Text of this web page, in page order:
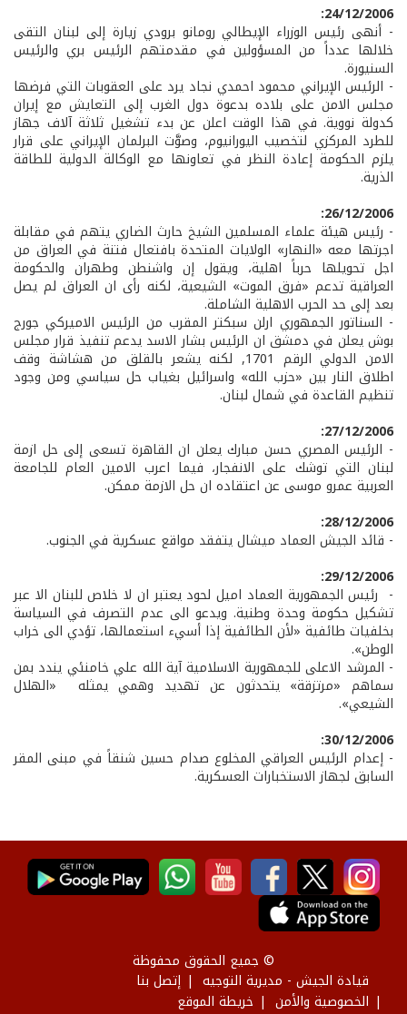
24/12/2006:
- أنهى رئيس الوزراء الإيطالي رومانو برودي زيارة إلى لبنان التقى
خلالها عدداً من المسؤولين في مقدمتهم الرئيس بري والرئيس
السنيورة.
- الرئيس الإيراني محمود احمدي نجاد يرد على العقوبات التي فرضها
مجلس الامن على بلاده بدعوة دول الغرب إلى التعايش مع إيران
كدولة نووية. في هذا الوقت اعلن عن بدء تشغيل ثلاثة آلاف جهاز
للطرد المركزي لتخصيب اليورانيوم، وصوَّت البرلمان الإيراني على قرار
يلزم الحكومة إعادة النظر في تعاونها مع الوكالة الدولية للطاقة
الذرية.
26/12/2006:
- رئيس هيئة علماء المسلمين الشيخ حارث الضاري يتهم في مقابلة
اجرتها معه «النهار» الولايات المتحدة بافتعال فتنة في العراق من
اجل تحويلها حرباً اهلية، ويقول إن واشنطن وطهران والحكومة
العراقية تدعم «فرق الموت» الشيعية، لكنه رأى ان العراق لم يصل
بعد إلى حد الحرب الاهلية الشاملة.
- السناتور الجمهوري ارلن سبكتر المقرب من الرئيس الاميركي جورج
بوش يعلن في دمشق ان الرئيس بشار الاسد يدعم تنفيذ قرار مجلس
الامن الدولي الرقم 1701, لكنه يشعر بالقلق من هشاشة وقف
اطلاق النار بين «حزب الله» واسرائيل بغياب حل سياسي ومن وجود
تنظيم القاعدة في شمال لبنان.
27/12/2006:
- الرئيس المصري حسن مبارك يعلن ان القاهرة تسعى إلى حل ازمة
لبنان التي توشك على الانفجار، فيما اعرب الامين العام للجامعة
العربية عمرو موسى عن اعتقاده ان حل الازمة ممكن.
28/12/2006:
- قائد الجيش العماد ميشال يتفقد مواقع عسكرية في الجنوب.
29/12/2006:
- رئيس الجمهورية العماد اميل لحود يعتبر ان لا خلاص للبنان الا عبر
تشكيل حكومة وحدة وطنية. ويدعو الى عدم التصرف في السياسة
بخلفيات طائفية «لأن الطائفية إذا أسيء استعمالها، تؤدي الى خراب
الوطن».
- المرشد الاعلى للجمهورية الاسلامية آية الله علي خامنئي يندد بمن
سماهم «مرتزقة» يتحدثون عن تهديد وهمي يمثله «الهلال
الشيعي».
30/12/2006:
- إعدام الرئيس العراقي المخلوع صدام حسين شنقاً في مبنى المقر
السابق لجهاز الاستخبارات العسكرية.
© جميع الحقوق محفوظة
قيادة الجيش - مديرية التوجيه
إتصل بنا
الخصوصية والأمن
خريطة الموقع